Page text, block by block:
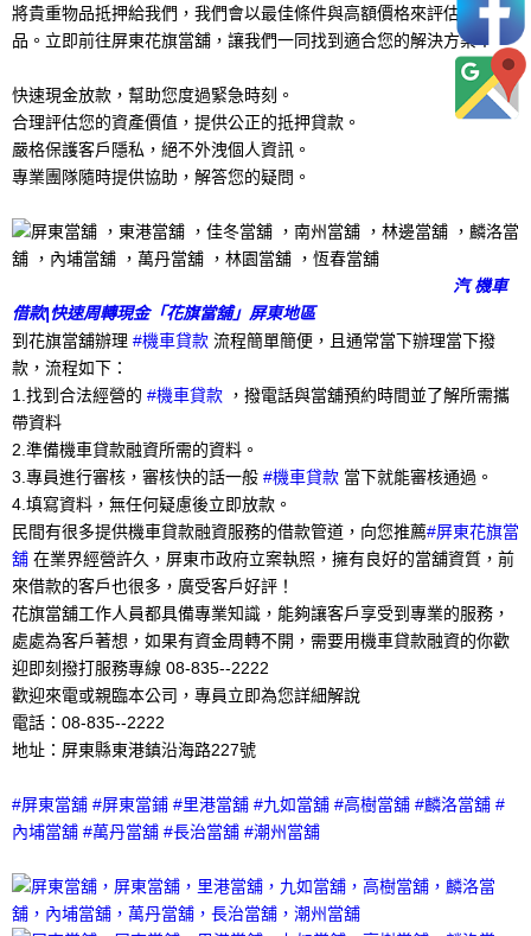
將貴重物品抵押給我們，我們會以最佳條件與高額價格來評估您的物
品。立即前往屏東花旗當舖，讓我們一同找到適合您的解決方案！
快速現金放款，幫助您度過緊急時刻。
合理評估您的資產價值，提供公正的抵押貸款。
嚴格保護客戶隱私，絕不外洩個人資訊。
專業團隊隨時提供協助，解答您的疑問。
汽 機車
借款|快速周轉現金「花旗當舖」屏東地區
到花旗當舖辦理 #機車貸款 流程簡單簡便，且通常當下辦理當下撥
款，流程如下：
1.找到合法經營的 #機車貸款 ，撥電話與當舖預約時間並了解所需攜
帶資料
2.準備機車貸款融資所需的資料。
3.專員進行審核，審核快的話一般 #機車貸款 當下就能審核通過。
4.填寫資料，無任何疑慮後立即放款。
民間有很多提供機車貸款融資服務的借款管道，向您推薦#屏東花旗當
舖 在業界經營許久，屏東市政府立案執照，擁有良好的當舖資質，前
來借款的客戶也很多，廣受客戶好評！
花旗當舖工作人員都具備專業知識，能夠讓客戶享受到專業的服務，
處處為客戶著想，如果有資金周轉不開，需要用機車貸款融資的你歡
迎即刻撥打服務專線 08-835--2222
歡迎來電或親臨本公司，專員立即為您詳細解說
電話：08-835--2222
地址：屏東縣東港鎮沿海路227號
#屏東當舖 #屏東當鋪 #里港當舖 #九如當舖 #高樹當舖 #麟洛當舖 #
內埔當舖 #萬丹當舖 #長治當舖 #潮州當舖